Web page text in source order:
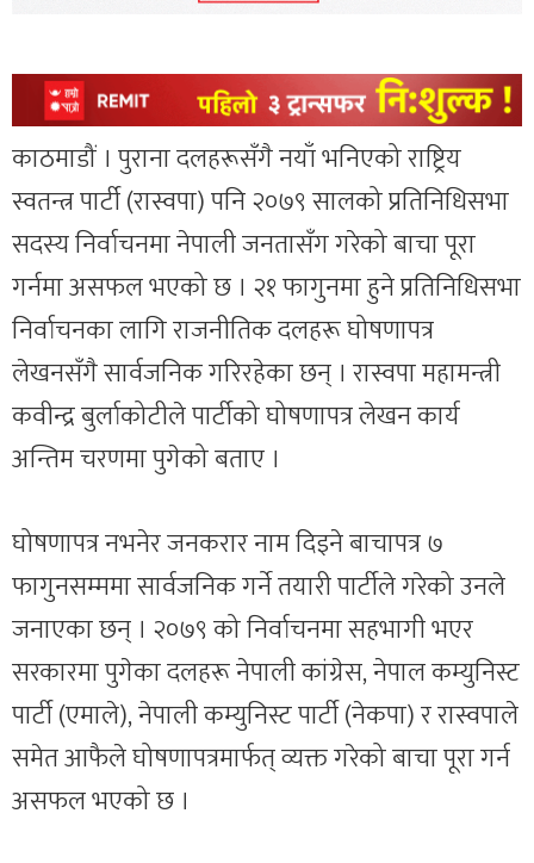
काठमाडौं । पुराना दलहरूसँगै नयाँ भनिएको राष्ट्रिय
स्वतन्त्र पार्टी (रास्वपा) पनि २०७९ सालको प्रतिनिधिसभा
सदस्य निर्वाचनमा नेपाली जनतासँग गरेको बाचा पूरा
गर्नमा असफल भएको छ । २१ फागुनमा हुने प्रतिनिधिसभा
निर्वाचनका लागि राजनीतिक दलहरू घोषणापत्र
लेखनसँगै सार्वजनिक गरिरहेका छन् । रास्वपा महामन्त्री
कवीन्द्र बुर्लाकोटीले पार्टीको घोषणापत्र लेखन कार्य
अन्तिम चरणमा पुगेको बताए ।
घोषणापत्र नभनेर जनकरार नाम दिइने बाचापत्र ७
फागुनसम्ममा सार्वजनिक गर्ने तयारी पार्टीले गरेको उनले
जनाएका छन् । २०७९ को निर्वाचनमा सहभागी भएर
सरकारमा पुगेका दलहरू नेपाली कांग्रेस, नेपाल कम्युनिस्ट
पार्टी (एमाले), नेपाली कम्युनिस्ट पार्टी (नेकपा) र रास्वपाले
समेत आफैले घोषणापत्रमार्फत् व्यक्त गरेको बाचा पूरा गर्न
असफल भएको छ ।